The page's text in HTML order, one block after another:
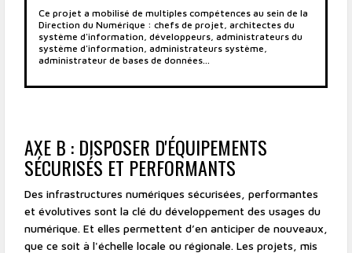
Ce projet a mobilisé de multiples compétences au sein de la
Direction du Numérique : chefs de projet, architectes du
système d'information, développeurs, administrateurs du
système d'information, administrateurs système,
administrateur de bases de données...
AXE B : DISPOSER D'ÉQUIPEMENTS
SÉCURISÉS ET PERFORMANTS
Des infrastructures numériques sécurisées, performantes
et évolutives sont la clé du développement des usages du
numérique. Et elles permettent d’en anticiper de nouveaux,
que ce soit à l'échelle locale ou régionale. Les projets, mis